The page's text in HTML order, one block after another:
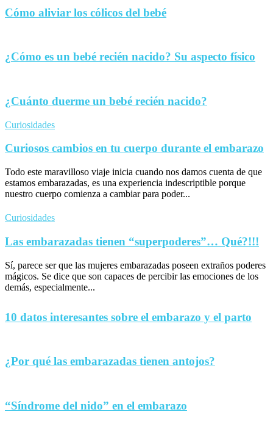
Cómo aliviar los cólicos del bebé
¿Cómo es un bebé recién nacido? Su aspecto físico
¿Cuánto duerme un bebé recién nacido?
Curiosidades
Curiosos cambios en tu cuerpo durante el embarazo
Todo este maravilloso viaje inicia cuando nos damos cuenta de que
estamos embarazadas, es una experiencia indescriptible porque
nuestro cuerpo comienza a cambiar para poder...
Curiosidades
Las embarazadas tienen “superpoderes”… Qué?!!!
Sí, parece ser que las mujeres embarazadas poseen extraños poderes
mágicos. Se dice que son capaces de percibir las emociones de los
demás, especialmente...
10 datos interesantes sobre el embarazo y el parto
¿Por qué las embarazadas tienen antojos?
“Síndrome del nido” en el embarazo